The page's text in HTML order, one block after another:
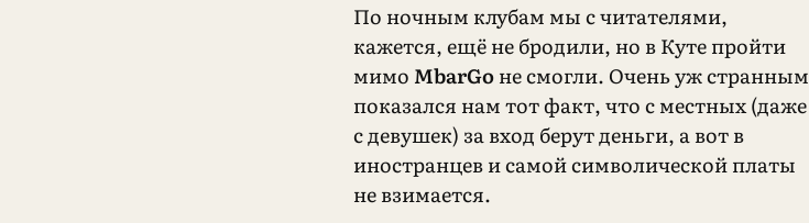
По ночным клубам мы с читателями,
кажется, ещё не бродили, но в Куте пройти
мимо MbarGoне смогли. Очень уж странным
показался нам тот факт, что с местных (даже
с девушек) за вход берут деньги, а вот в
иностранцев и самой символической платы
не взимается.